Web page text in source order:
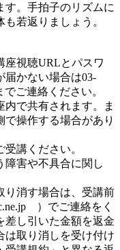
す。手拍子のリズムに
若返りましょう。
座視聴URLとパスワ
届かない場合は03-
でご連絡ください。
内で共有されます。ま
操作する場合があり
講ください。
障害や不具合に関し
り消す場合は、受講前
）でご連絡をく
差し引いた金額を返金
は取り消しを受け付け